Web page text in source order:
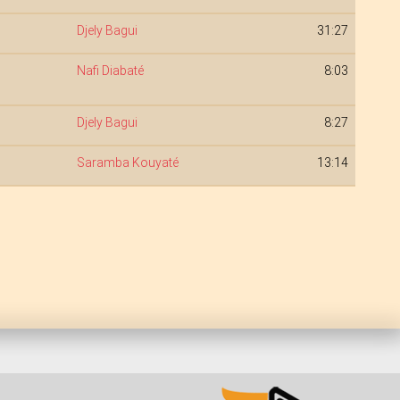
Djely Bagui 31:27
Nafi Diabaté 8:03
Djely Bagui 8:27
Saramba Kouyaté 13:14